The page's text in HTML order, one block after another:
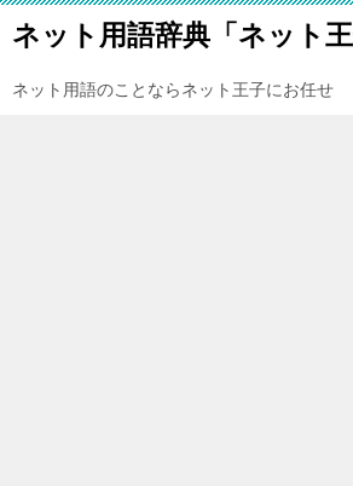
ネット用語辞典「ネット王
ネット用語のことならネット王子にお任せ